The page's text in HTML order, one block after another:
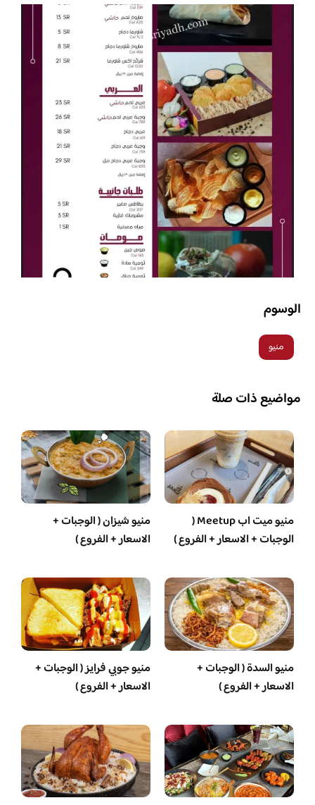
الوسوم
منيو
مواضيع ذات صلة
منيو ميت اب Meetup (
الوجبات + الاسعار + الفروع )
منيو شيزان ( الوجبات +
الاسعار + الفروع )
منيو السدة ( الوجبات +
الاسعار + الفروع )
منيو جوبي فرايز ( الوجبات +
الاسعار + الفروع )